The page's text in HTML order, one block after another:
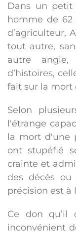
Dans un petit
homme de
d’agriculteur,
tout autre,
autre angle,
d’histoires,
fait sur la mort
Selon
l'étrange
la mort d'une
ont stupéfié
crainte et
des décès ou
précision est à
Ce don
inconvénient